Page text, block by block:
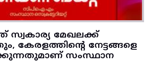
മേഖലക്ക്‌
കേരളത്തിന്റെ നേട്ടങ്ങളെ
സംസ്ഥാന